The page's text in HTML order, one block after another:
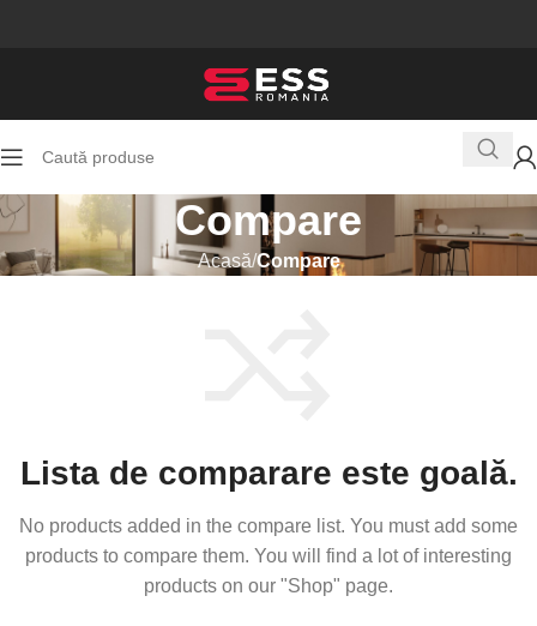
Compare
Acasă Compare
Lista de comparare este goală.
No products added in the compare list. You must add some
products to compare them. You will find a lot of interesting
products on our "Shop" page.